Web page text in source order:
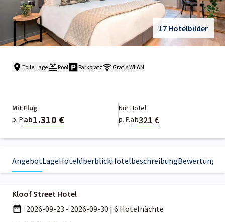
17 Hotelbilder
Tolle Lage Pool Parkplatz Gratis WLAN
Mit Flug
p. P.ab1.310 €
Nur Hotel
p. P.ab321 €
AngebotLageHotelüberblickHotelbeschreibungBewertungen
Kloof Street Hotel
2026-09-23 - 2026-09-30 | 6 Hotelnächte